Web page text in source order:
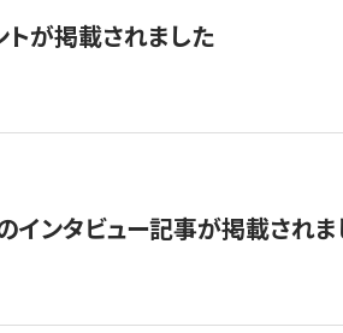
が掲載されました
ンタビュー記事が掲載されま